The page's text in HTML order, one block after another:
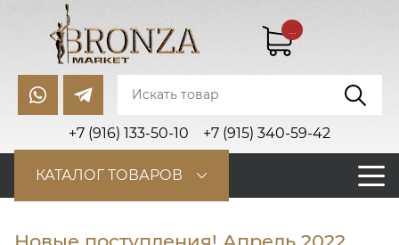
+7 (916) 133-50-10 +7 (915) 340-59-42
...
КАТАЛОГ ТОВАРОВ